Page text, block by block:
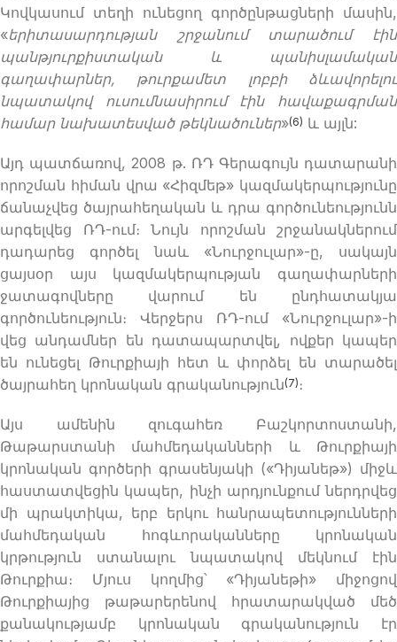
Կովկասում տեղի ունեցող գործընթացների մասին,
«երիտասարդության շրջանում տարածում էին
պանթյուրքիստական և պանիսլամական
գաղափարներ, թուրքամետ լոբբի ձևավորելու
նպատակով ուսումնասիրում էին հավաքագրման
համար նախատեսված թեկնածուներ»(6) և այլն:
Այդ պատճառով, 2008 թ. ՌԴ Գերագույն դատարանի
որոշման հիման վրա «Հիզմեթ» կազմակերպությունը
ճանաչվեց ծայրահեղական և դրա գործունեությունն
արգելվեց ՌԴ-ում։ Նույն որոշման շրջանակներում
դադարեց գործել նաև «Նուրջուլար»-ը, սակայն
ցայսօր այս կազմակերպության գաղափարների
ջատագովները վարում են ընդհատակյա
գործունեություն։ Վերջերս ՌԴ-ում «Նուրջուլար»-ի
վեց անդամներ են դատապարտվել, ովքեր կապեր
են ունեցել Թուրքիայի հետ և փորձել են տարածել
ծայրահեղ կրոնական գրականություն(7) ։
Այս ամենին զուգահեռ Բաշկորտոստանի,
Թաթարստանի մահմեդականների և Թուրքիայի
կրոնական գործերի գրասենյակի («Դիյանեթ») միջև
հաստատվեցին կապեր, ինչի արդյունքում ներդրվեց
մի պրակտիկա, երբ երկու հանրապետությունների
մահմեդական հոգևորականները կրոնական
կրթություն ստանալու նպատակով մեկնում էին
Թուրքիա։ Մյուս կողմից՝ «Դիյանեթի» միջոցով
Թուրքիայից թաթարերենով հրատարակված մեծ
քանակությամբ կրոնական գրականություն էր